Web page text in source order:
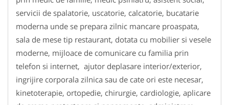
servicii de spalatorie, uscatorie, calcatorie, bucatarie
moderna unde se prepara zilnic mancare proaspata,
sala de mese tip restaurant, dotata cu mobilier si vesele
moderne, mijloace de comunicare cu familia prin
telefon si internet, ajutor deplasare interior/exterior,
ingrijire corporala zilnica sau de cate ori este necesar,
kinetoterapie, ortopedie, chirurgie, cardiologie, aplicare